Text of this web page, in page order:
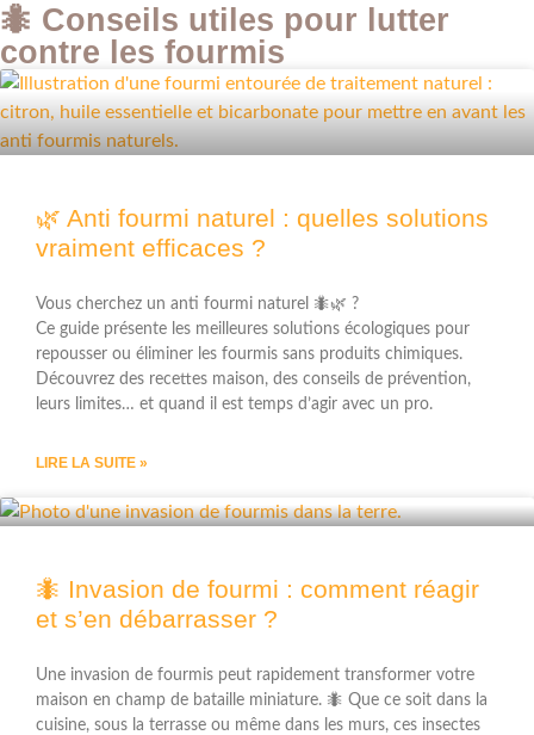
🐜 Conseils utiles pour lutter
contre les fourmis
🌿 Anti fourmi naturel : quelles solutions
vraiment efficaces ?
Vous cherchez un anti fourmi naturel 🐜🌿 ?
Ce guide présente les meilleures solutions écologiques pour
repousser ou éliminer les fourmis sans produits chimiques.
Découvrez des recettes maison, des conseils de prévention,
leurs limites… et quand il est temps d’agir avec un pro.
LIRE LA SUITE »
🐜 Invasion de fourmi : comment réagir
et s’en débarrasser ?
Une invasion de fourmis peut rapidement transformer votre
maison en champ de bataille miniature. 🐜 Que ce soit dans la
cuisine, sous la terrasse ou même dans les murs, ces insectes